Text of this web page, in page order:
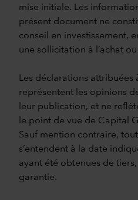
mise initiale. Les
présent document ne
conseil en investissement,
une sollicitation à l’achat
Les déclarations attribuées
représentent les opinions
leur publication, et ne
le point de vue de Capital
Sauf mention contraire,
s’entendent à la date
ayant été obtenues de
garantie.